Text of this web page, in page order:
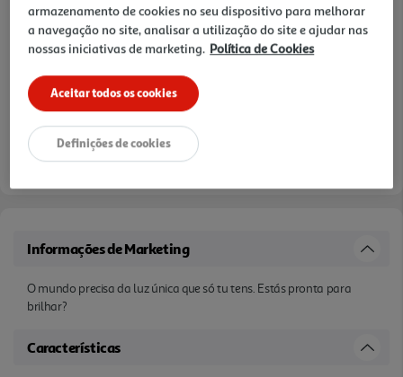
Informações de Marketing
O mundo precisa da luz única que só tu tens. Estás pronta para
brilhar?
Características
armazenamento de cookies no seu dispositivo para melhorar
a navegação no site, analisar a utilização do site e ajudar nas
nossas iniciativas de marketing. Política de Cookies
Aceitar todos os cookies
Definições de cookies